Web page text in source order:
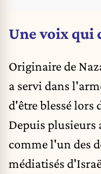
Une voix qui
Originaire de
a servi dans l'
d'être blessé lors
Depuis plusieurs
comme l'un des
médiatisés